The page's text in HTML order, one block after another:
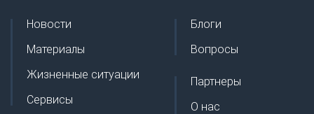
Новости
Материалы
Жизненные ситуации
Сервисы
Блоги
Вопросы
Партнеры
О нас